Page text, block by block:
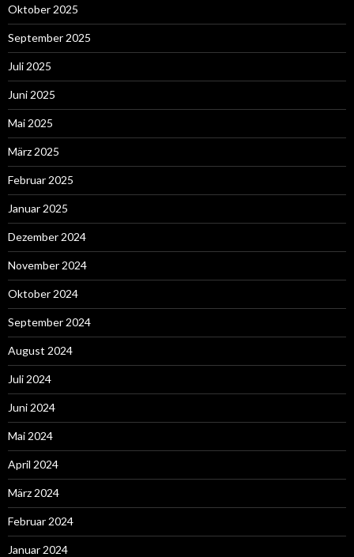
Oktober 2025
September 2025
Juli 2025
Juni 2025
Mai 2025
März 2025
Februar 2025
Januar 2025
Dezember 2024
November 2024
Oktober 2024
September 2024
August 2024
Juli 2024
Juni 2024
Mai 2024
April 2024
März 2024
Februar 2024
Januar 2024